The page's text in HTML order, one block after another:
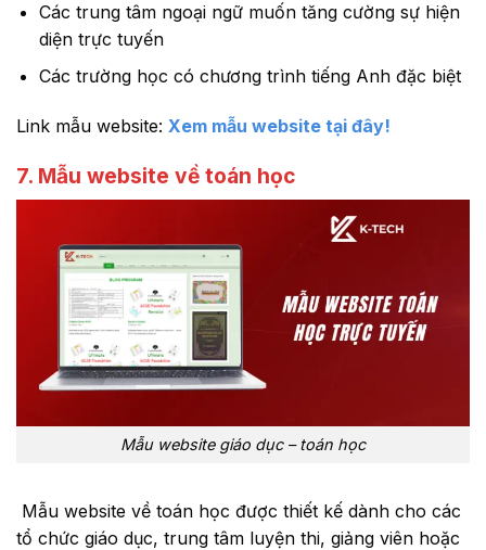
Các trung tâm ngoại ngữ muốn tăng cường sự hiện
diện trực tuyến
Các trường học có chương trình tiếng Anh đặc biệt
Link mẫu website: Xem mẫu website tại đây!
7. Mẫu website về toán học
Mẫu website giáo dục – toán học
Mẫu website về toán học được thiết kế dành cho các
tổ chức giáo dục, trung tâm luyện thi, giảng viên hoặc